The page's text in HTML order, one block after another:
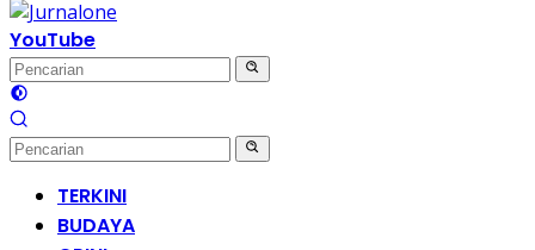
YouTube
TERKINI
BUDAYA